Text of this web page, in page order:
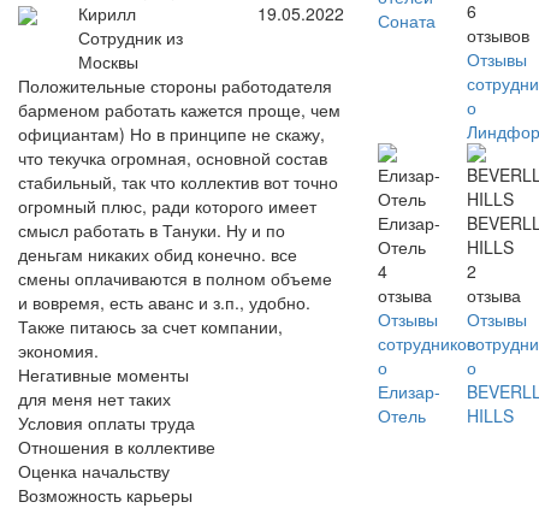
Кирилл
Сотрудник из
Москвы
19.05.2022
Положительные стороны работодателя
барменом работать кажется проще, чем
официантам) Но в принципе не скажу,
что текучка огромная, основной состав
стабильный, так что коллектив вот точно
огромный плюс, ради которого имеет
смысл работать в Тануки. Ну и по
деньгам никаких обид конечно. все
смены оплачиваются в полном объеме
и вовремя, есть аванс и з.п., удобно.
Также питаюсь за счет компании,
экономия.
Негативные моменты
для меня нет таких
Условия оплаты труда
Отношения в коллективе
Оценка начальству
Возможность карьеры
Соната
6
отзывов
Отзывы
о
Елизар-
Отель
4
отзыва
Отзывы
сотрудников
о
Елизар-
Отель
HILLS
2
отзыва
Отзывы
о
HILLS